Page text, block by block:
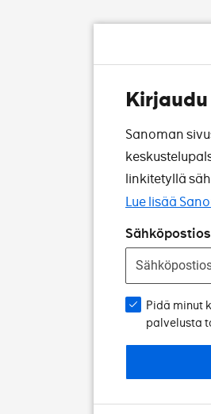
Sanoman
linkitetyllä
Lue lisää
Pidä minut
palvelusta